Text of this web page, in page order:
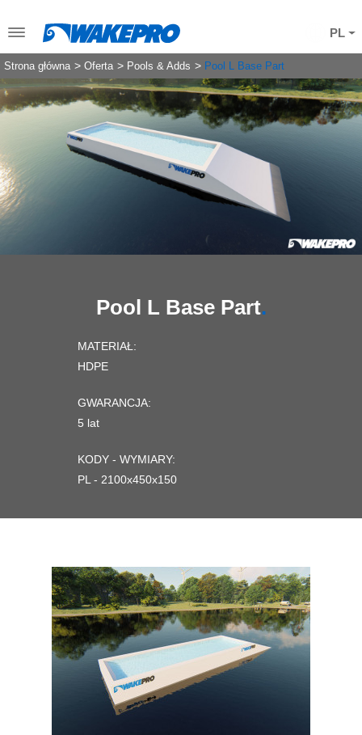
PL
Strona główna Oferta Pools & Adds Pool L Base Part
Pool L Base Part
MATERIAŁ:
HDPE
GWARANCJA:
5 lat
KODY - WYMIARY:
PL - 2100x450x150